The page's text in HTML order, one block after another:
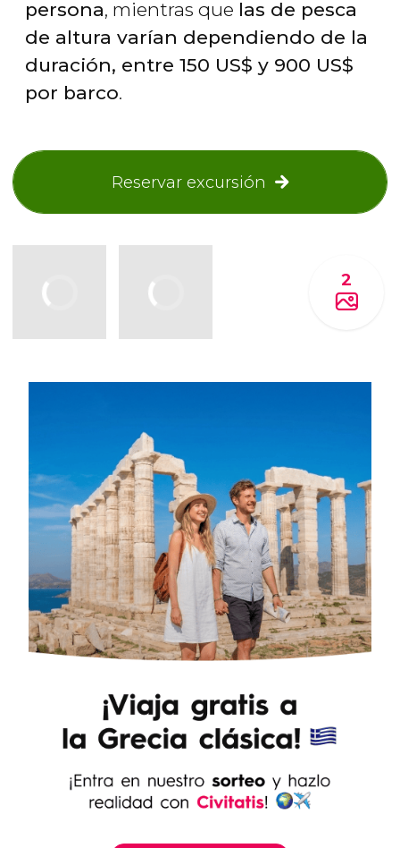
persona, mientras que las de pesca
de altura varían dependiendo de la
duración, entre 150 US$ y 900 US$
por barco.
Reservar excursión
2